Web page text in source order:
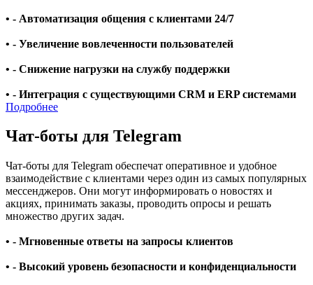
• - Автоматизация общения с клиентами 24/7
• - Увеличение вовлеченности пользователей
• - Снижение нагрузки на службу поддержки
• - Интеграция с существующими CRM и ERP системами
Подробнее
Чат-боты для Telegram
Чат-боты для Telegram обеспечат оперативное и удобное
взаимодействие с клиентами через один из самых популярных
мессенджеров. Они могут информировать о новостях и
акциях, принимать заказы, проводить опросы и решать
множество других задач.
• - Мгновенные ответы на запросы клиентов
• - Высокий уровень безопасности и конфиденциальности